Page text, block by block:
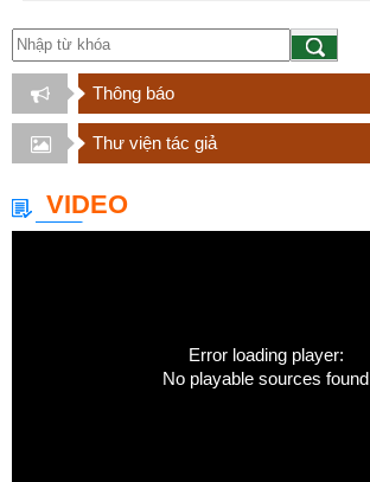
Thông báo
Thư viện tác giả
VIDEO
Error loading player:
No playable sources found